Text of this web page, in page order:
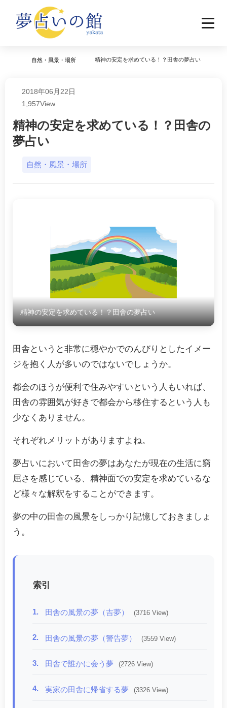
自然・風景・場所 精神の安定を求めている！？田舎の夢占い
2018年06月22日
1,957View
精神の安定を求めている！？田舎の
夢占い
自然・風景・場所
精神の安定を求めている！？田舎の夢占い
田舎というと非常に穏やかでのんびりとしたイメー
ジを抱く人が多いのではないでしょうか。
都会のほうが便利で住みやすいという人もいれば、
田舎の雰囲気が好きで都会から移住するという人も
少なくありません。
それぞれメリットがありますよね。
夢占いにおいて田舎の夢はあなたが現在の生活に窮
屈さを感じている、精神面での安定を求めているな
ど様々な解釈をすることができます。
夢の中の田舎の風景をしっかり記憶しておきましょ
う。
索引
1. 田舎の風景の夢（吉夢） (3716 View)
2. 田舎の風景の夢（警告夢） (3559 View)
3. 田舎で誰かに会う夢 (2726 View)
4. 実家の田舎に帰省する夢 (3326 View)